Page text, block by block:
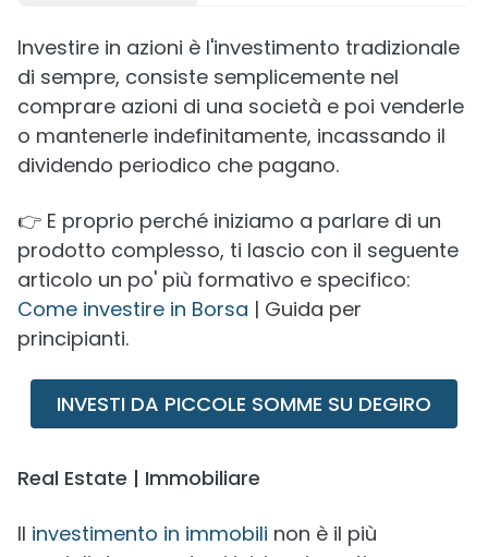
Investire in azioni è l'investimento tradizionale
di sempre, consiste semplicemente nel
comprare azioni di una società e poi venderle
o mantenerle indefinitamente, incassando il
dividendo periodico che pagano.
👉 E proprio perché iniziamo a parlare di un
prodotto complesso, ti lascio con il seguente
articolo un po' più formativo e specifico:
Come investire in Borsa | Guida per
principianti.
INVESTI DA PICCOLE SOMME SU DEGIRO
Real Estate | Immobiliare
Il investimento in immobili non è il più